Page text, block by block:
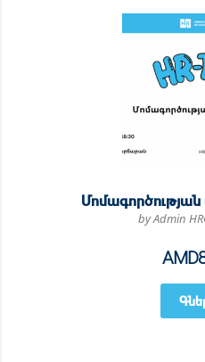
by Admin
AMD
Գնել